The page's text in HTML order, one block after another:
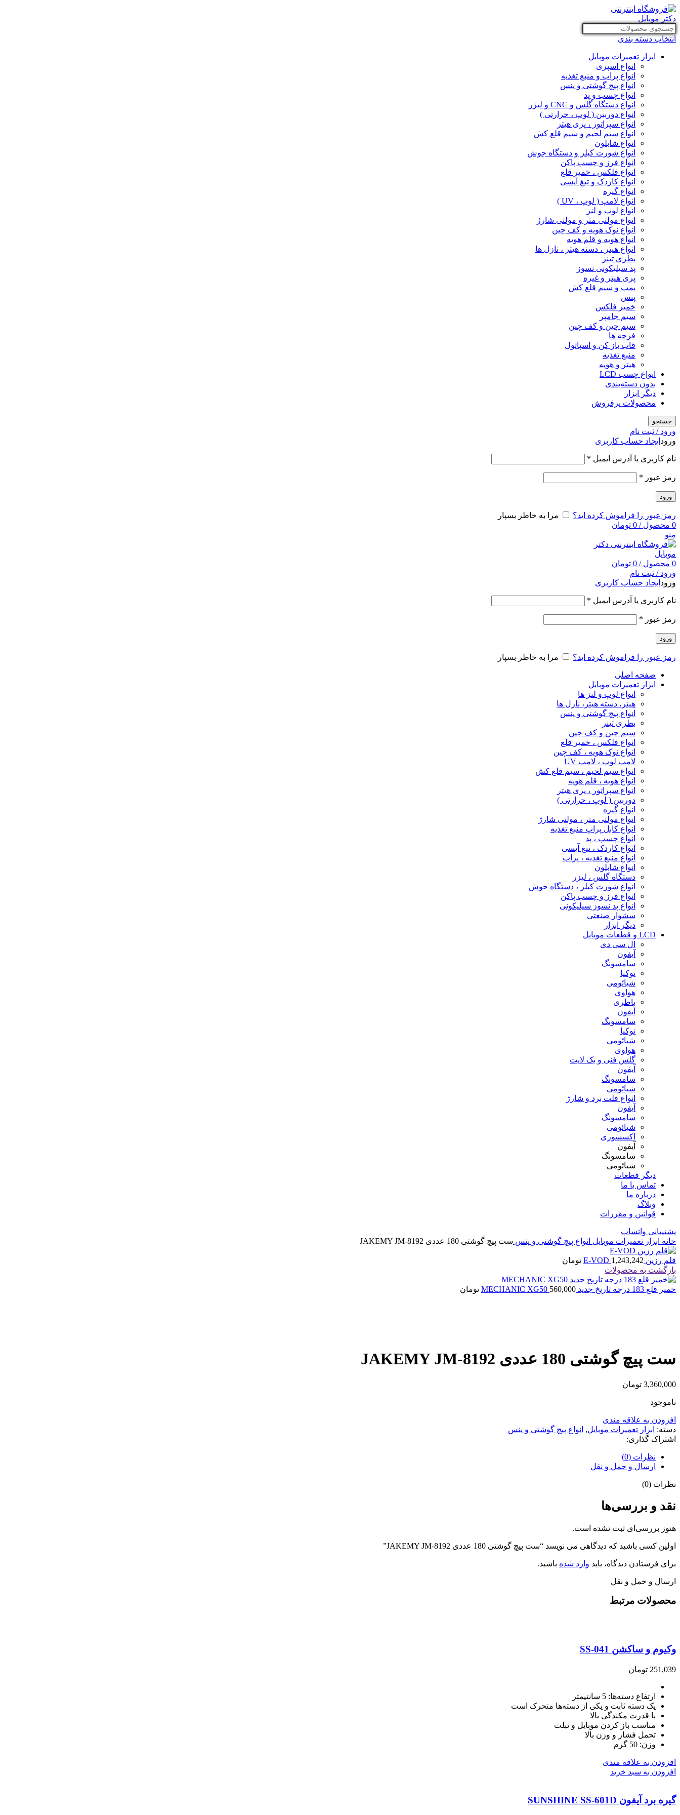
انتخاب دسته بندی
ابزار تعمیرات موبایل
انواع اسپری
انواع پراب و منبع تغذیه
انواع پیچ گوشتی و پنس
انواع چسب و پد
انواع دستگاه گلس و CNC و لیزر
انواع دوربین ( لوپ ، حرارتی )
انواع سپراتور ، پری هیتر
انواع سیم لحیم و سیم قلع کش
انواع شابلون
انواع شورت کیلر و دستگاه جوش
انواع فرز و چسب پاکن
انواع فلکس ، خمیر قلع
انواع کاردک و تیغ آیسی
انواع گیره
انواع لامپ ( لوپ ، UV )
انواع لوپ و لنز
انواع مولتی متر و مولتی شارژ
انواع نوک هویه و کف چین
انواع هویه و قلم هویه
انواع هیتر ، دسته هیتر ، نازل ها
بطری تینر
پد سیلیکونی نسوز
پری هیتر و غیره
پمپ و سیم قلع کش
پنس
خمیر فلکس
سیم جامپر
سیم چین و کف چین
فرچه ها
قاب باز کن و اسپاتول
منبع تغذیه
هیتر و هویه
انواع چسب LCD
بدون دسته‌بندی
دیگر ابزار
محصولات پرفروش
جستجو
ورود / ثبت نام
ورود ایجاد حساب کاربری
نام کاربری یا آدرس ایمیل *
رمز عبور *
ورود
رمز عبور را فراموش کرده اید؟
مرا به خاطر بسپار
0 محصول /
0 تومان
منو
0 محصول /
0 تومان
ورود / ثبت نام
ورود ایجاد حساب کاربری
نام کاربری یا آدرس ایمیل *
رمز عبور *
ورود
رمز عبور را فراموش کرده اید؟ مرا به خاطر بسپار
صفحه اصلی
ابزار تعمیرات موبایل
انواع لوپ و لنز ها
هیتر، دسته هیتر، نازل ها
انواع پیچ‌ گوشتی و پنس
بطری تینر
سیم چین و کف چین
انواع فلکس ، خمیر قلع
انواع نوک هویه ، کف چین
لامپ لوپ ، لامپ UV
انواع سیم لحیم ، سیم قلع کش
انواع هویه ، قلم هویه
انواع سپراتور ، پری هیتر
دوربین ( لوپ ، حرارتی )
انواع گیره
انواع مولتی متر ، مولتی شارژ
انواع کابل پراپ منبع تغذیه
انواع چسب ، پد
انواع کاردک ، تیغ آیسی
انواع منبع تغذیه ، پراب
انواع شابلون
دستگاه گلس ، لیزر
انواع شورت کیلر ، دستگاه جوش
انواع فرز و چسب پاکن
انواع پد نسوز سیلیکونی
سشوار صنعتی
دیگر ابزار
LCD و قطعات موبایل
ال سی دی
آیفون
سامسونگ
نوکیا
شیائومی
هواوی
باطری
آیفون
سامسونگ
نوکیا
شیائومی
هواوی
گلس فنی و بک لایت
آیفون
سامسونگ
شیائومی
انواع فلت برد و شارژ
آیفون
سامسونگ
شیائومی
اکسسوری
آیفون
سامسونگ
شیائومی
دیگر قطعات
تماس با ما
درباره ما
وبلاگ
قوانین و مقررات
پشتیبانی واتساپ
خانه ابزار تعمیرات موبایل انواع پیچ گوشتی و پنس ست پیچ گوشتی 180 عددی JAKEMY JM-8192
قلم رزین E-VOD 1,243,242
تومان
بازگشت به محصولات
خمیر قلع 183 درجه تاریخ جدید MECHANIC XG50 560,000
تومان
ست پیچ گوشتی 180 عددی JAKEMY JM-8192
3,360,000 تومان
ناموجود
افزودن به علاقه مندی
دسته: ابزار تعمیرات موبایل, انواع پیچ گوشتی و پنس
اشتراک گذاری:
نظرات (0)
ارسال و حمل و نقل
نظرات (0)
نقد و بررسی‌ها
هنوز بررسی‌ای ثبت نشده است.
اولین کسی باشید که دیدگاهی می نویسد “ست پیچ گوشتی 180 عددی JAKEMY JM-8192”
برای فرستادن دیدگاه، باید وارد شده باشید.
ارسال و حمل و نقل
محصولات مرتبط
وکیوم و ساکشن SS-041
251,039 تومان
ارتفاع دسته‌ها: 5 سانتیمتر
یک دسته ثابت و یکی از دسته‌ها متحرک است
با قدرت مکندگی بالا
مناسب باز کردن موبایل و تبلت
تحمل فشار و وزن بالا
وزن: 50 گرم
افزودن به علاقه مندی
افزودن به سبد خرید
گیره برد آیفون SUNSHINE SS-601D